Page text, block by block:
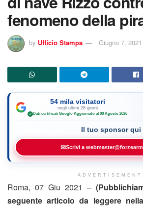
fenomeno della
by Ufficio Stampa Giugno 7, 2021
54 mila visitatori
negli ultimi 28 giorni
✓ Dati certificati Google·Aggiornato al 08 Agosto 2026
Il tuo sponsor qui
✉Scrivi a
ADVERTISEMENT
Roma, 07 Giu 2021 –
seguente articolo da leggere